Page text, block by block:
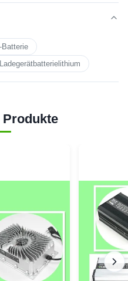
Batterie
Ladegerätbatterielithium
Produkte